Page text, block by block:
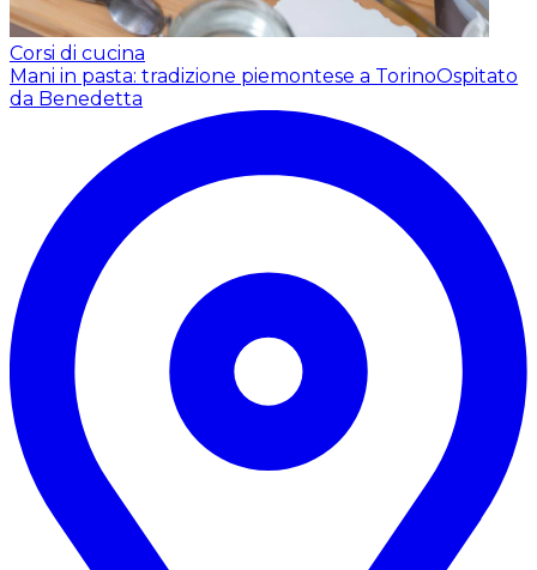
Corsi di cucina
Mani in pasta: tradizione piemontese a TorinoOspitato
da Benedetta